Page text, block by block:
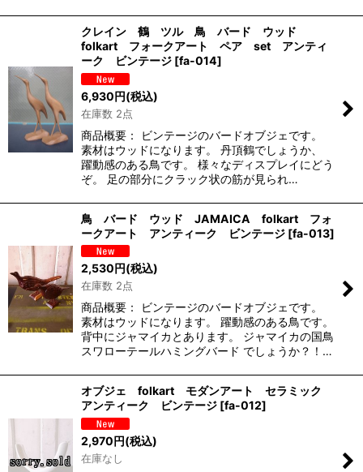
クレイン 鶴 ツル 鳥 バード ウッド
folkart フォークアート ペア set アンティ
ーク ビンテージ [fa-014]
6,930円(税込)
在庫数 2点
商品概要： ビンテージのバードオブジェです。
素材はウッドになります。 丹頂鶴でしょうか、
躍動感のある鳥です。 様々なディスプレイにどう
ぞ。 足の部分にクラック状の筋が見られ…
鳥 バード ウッド JAMAICA folkart フォ
ークアート アンティーク ビンテージ [fa-013]
2,530 円(税込)
在庫数 2点
商品概要： ビンテージのバードオブジェです。
素材はウッドになります。 躍動感のある鳥です。
背中にジャマイカとあります。 ジャマイカの国鳥
スワローテールハミングバード でしょうか？！…
オブジェ folkart モダンアート セラミック
アンティーク ビンテージ [fa-012]
2,970円(税込)
在庫なし